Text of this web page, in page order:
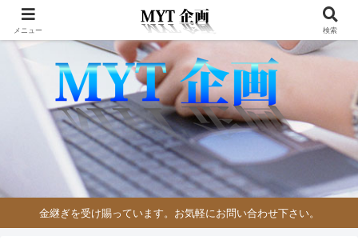
金継ぎを受け賜っています。お気軽にお問い合わせ下さい。
メニュー 検索